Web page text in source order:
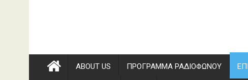
ABOUT US ΠΡΌΓΡΑΜΜΑ ΡΑΔΙΟΦΏΝΟΥ